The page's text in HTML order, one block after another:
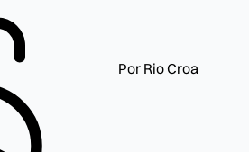
Por Rio Croa